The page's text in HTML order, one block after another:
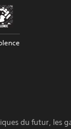
du futur, les